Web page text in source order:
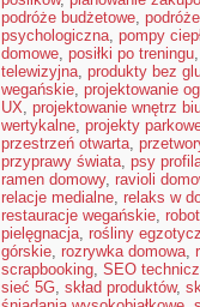
podróże budżetowe,
psychologiczna, pompy
domowe, posiłki po treningu,
telewizyjna, produkty bez
wegańskie, projektowanie
UX, projektowanie wnętrz
wertykalne, projekty
przestrzeń otwarta,
przyprawy świata, psy
ramen domowy, ravioli
relacje medialne, relaks w
restauracje wegańskie,
pielęgnacja, rośliny
górskie, rozrywka domowa,
scrapbooking, SEO
sieć 5G, skład produktów,